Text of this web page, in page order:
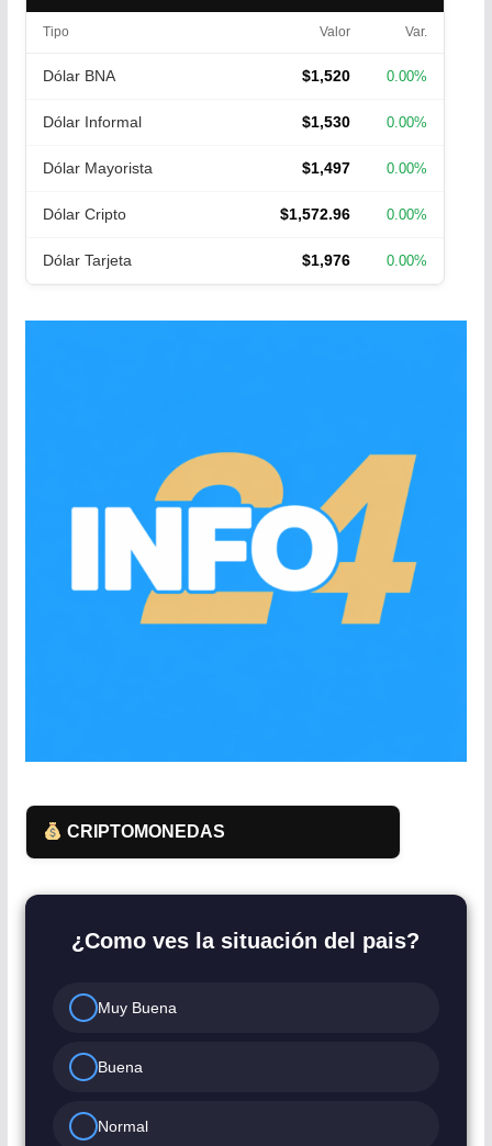
Tipo Valor Var.
Dólar BNA $1,520 0.00%
Dólar Informal $1,530 0.00%
Dólar Mayorista $1,497 0.00%
Dólar Cripto $1,572.96 0.00%
Dólar Tarjeta $1,976 0.00%
CRIPTOMONEDAS
¿Como ves la situación del pais?
Muy Buena
Buena
Normal